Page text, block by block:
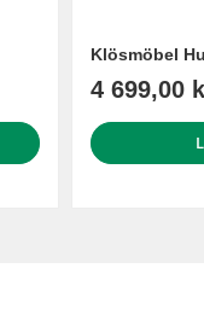
Klösmöbel
4 699,00